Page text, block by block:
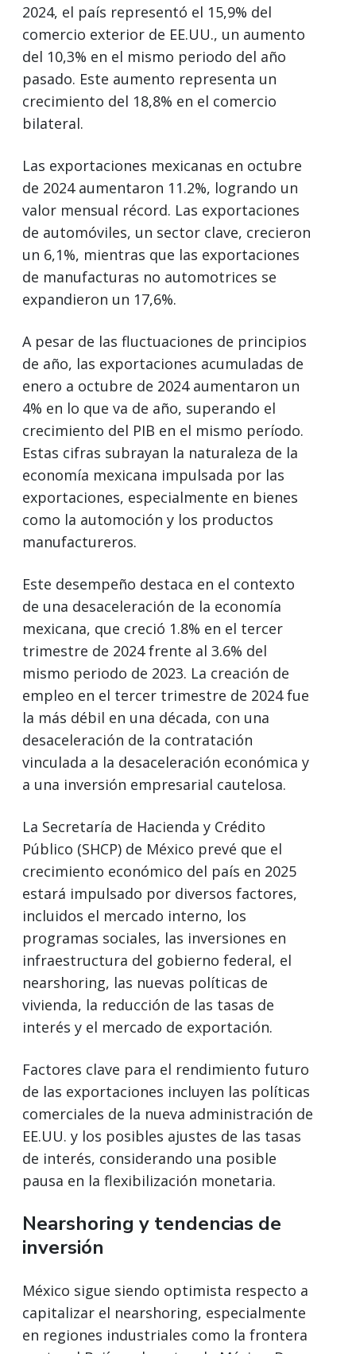
2024, el país representó el 15,9% del
comercio exterior de EE.UU., un aumento
del 10,3% en el mismo periodo del año
pasado. Este aumento representa un
crecimiento del 18,8% en el comercio
bilateral.
Las exportaciones mexicanas en octubre
de 2024 aumentaron 11.2%, logrando un
valor mensual récord. Las exportaciones
de automóviles, un sector clave, crecieron
un 6,1%, mientras que las exportaciones
de manufacturas no automotrices se
expandieron un 17,6%.
A pesar de las fluctuaciones de principios
de año, las exportaciones acumuladas de
enero a octubre de 2024 aumentaron un
4% en lo que va de año, superando el
crecimiento del PIB en el mismo período.
Estas cifras subrayan la naturaleza de la
economía mexicana impulsada por las
exportaciones, especialmente en bienes
como la automoción y los productos
manufactureros.
Este desempeño destaca en el contexto
de una desaceleración de la economía
mexicana, que creció 1.8% en el tercer
trimestre de 2024 frente al 3.6% del
mismo periodo de 2023. La creación de
empleo en el tercer trimestre de 2024 fue
la más débil en una década, con una
desaceleración de la contratación
vinculada a la desaceleración económica y
a una inversión empresarial cautelosa.
La Secretaría de Hacienda y Crédito
Público (SHCP) de México prevé que el
crecimiento económico del país en 2025
estará impulsado por diversos factores,
incluidos el mercado interno, los
programas sociales, las inversiones en
infraestructura del gobierno federal, el
nearshoring, las nuevas políticas de
vivienda, la reducción de las tasas de
interés y el mercado de exportación.
Factores clave para el rendimiento futuro
de las exportaciones incluyen las políticas
comerciales de la nueva administración de
EE.UU. y los posibles ajustes de las tasas
de interés, considerando una posible
pausa en la flexibilización monetaria.
Nearshoring y tendencias de
inversión
México sigue siendo optimista respecto a
capitalizar el nearshoring, especialmente
en regiones industriales como la frontera